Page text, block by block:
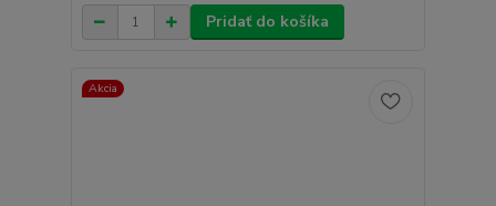
Pridať do košíka
Akcia